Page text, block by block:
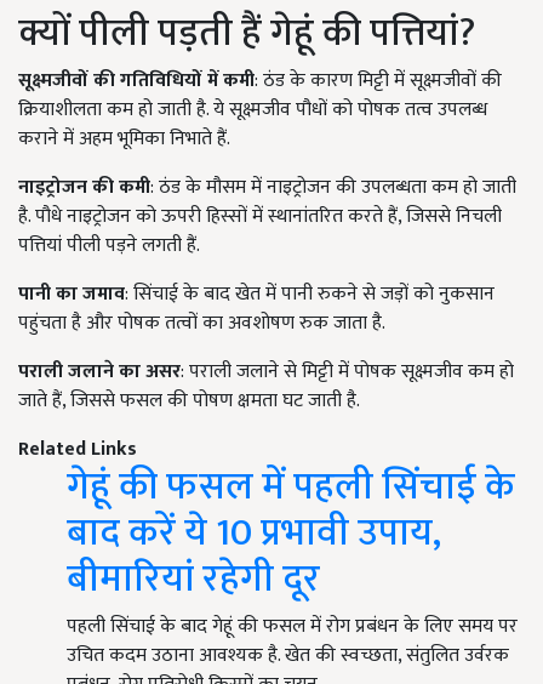
क्यों पीली पड़ती हैं गेहूं की पत्तियां?
सूक्ष्मजीवों की गतिविधियों में कमी: ठंड के कारण मिट्टी में सूक्ष्मजीवों की
क्रियाशीलता कम हो जाती है. ये सूक्ष्मजीव पौधों को पोषक तत्व उपलब्ध
कराने में अहम भूमिका निभाते हैं.
नाइट्रोजन की कमी: ठंड के मौसम में नाइट्रोजन की उपलब्धता कम हो जाती
है. पौधे नाइट्रोजन को ऊपरी हिस्सों में स्थानांतरित करते हैं, जिससे निचली
पत्तियां पीली पड़ने लगती हैं.
पानी का जमाव: सिंचाई के बाद खेत में पानी रुकने से जड़ों को नुकसान
पहुंचता है और पोषक तत्वों का अवशोषण रुक जाता है.
पराली जलाने का असर: पराली जलाने से मिट्टी में पोषक सूक्ष्मजीव कम हो
जाते हैं, जिससे फसल की पोषण क्षमता घट जाती है.
Related Links
गेहूं की फसल में पहली सिंचाई के
बाद करें ये 10 प्रभावी उपाय,
बीमारियां रहेगी दूर
पहली सिंचाई के बाद गेहूं की फसल में रोग प्रबंधन के लिए समय पर
उचित कदम उठाना आवश्यक है. खेत की स्वच्छता, संतुलित उर्वरक